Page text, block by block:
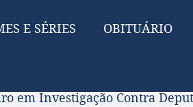
E SÉRIES OBITUÁRIO
em Investigação Contra